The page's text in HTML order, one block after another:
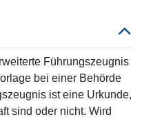
Führungszeugnis
bei einer Behörde
ist eine Urkunde,
sind oder nicht. Wird